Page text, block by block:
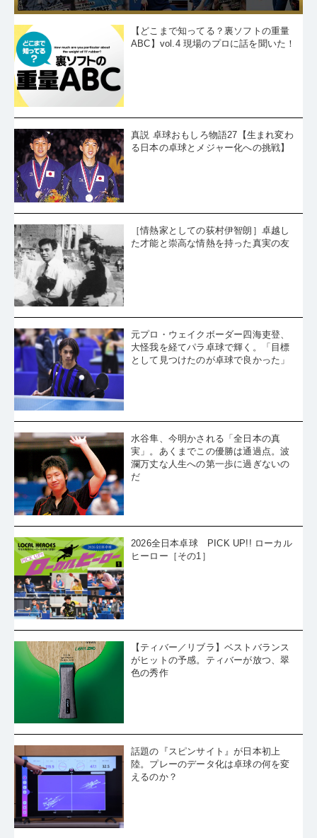
【どこまで知ってる？裏ソフトの重量
ABC】vol.4 現場のプロに話を聞いた！
真説 卓球おもしろ物語27【生まれ変わ
る日本の卓球とメジャー化への挑戦】
［情熱家としての荻村伊智朗］卓越し
た才能と崇高な情熱を持った真実の友
元プロ・ウェイクボーダー四海吏登、
大怪我を経てパラ卓球で輝く。「目標
として見つけたのが卓球で良かった」
水谷隼、今明かされる「全日本の真
実」。あくまでこの優勝は通過点。波
瀾万丈な人生への第一歩に過ぎないの
だ
2026全日本卓球 PICK UP!! ローカル
ヒーロー［その1］
【ティバー／リブラ】ベストバランス
がヒットの予感。ティバーが放つ、翠
色の秀作
話題の『スピンサイト』が日本初上
陸。プレーのデータ化は卓球の何を変
えるのか？